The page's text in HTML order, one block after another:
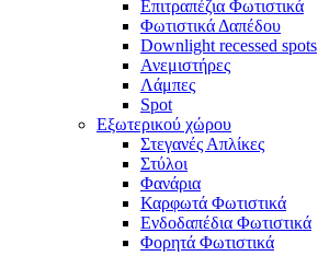
Επιτραπέζια Φωτιστικά
Φωτιστικά Δαπέδου
Downlight recessed spots
Ανεμιστήρες
Λάμπες
Spot
Εξωτερικού χώρου
Στεγανές Απλίκες
Στύλοι
Φανάρια
Καρφωτά Φωτιστικά
Ενδοδαπέδια Φωτιστικά
Φορητά Φωτιστικά